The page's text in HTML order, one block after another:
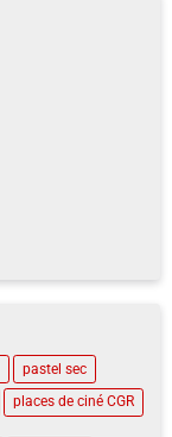
pastel sec
places de ciné CGR